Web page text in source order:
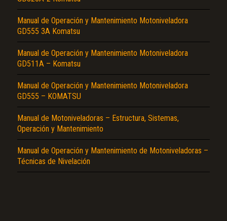
Manual de Operación y Mantenimiento Motoniveladora
GD555 3A Komatsu
Manual de Operación y Mantenimiento Motoniveladora
GD511A – Komatsu
Manual de Operación y Mantenimiento Motoniveladora
GD555 – KOMATSU
Manual de Motoniveladoras – Estructura, Sistemas,
Operación y Mantenimiento
Manual de Operación y Mantenimiento de Motoniveladoras –
Técnicas de Nivelación
El Título es incorrecto según el contenido.
Texto o Imagen de portada son erróneos.
No carga o no se visualiza el contenido.